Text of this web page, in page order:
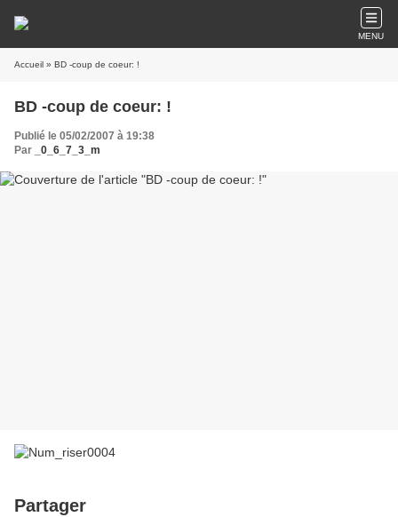
MENU
Accueil » BD -coup de coeur: !
BD -coup de coeur: !
Publié le 05/02/2007 à 19:38
Par
_0_6_7_3_m
Partager